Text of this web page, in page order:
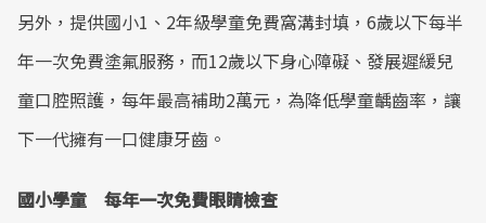
另外，提供國小1、2年級學童免費窩溝封填，6歲以下每半
年一次免費塗氟服務，而12歲以下身心障礙、發展遲緩兒
童口腔照護，每年最高補助2萬元，為降低學童齲齒率，讓
下一代擁有一口健康牙齒。
國小學童 每年一次免費眼睛檢查